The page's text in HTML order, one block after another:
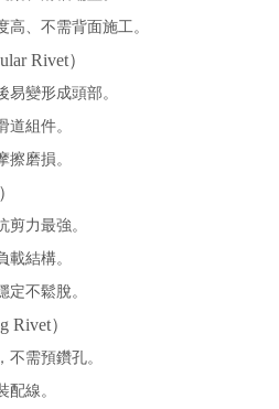
高、不需背面施工。
Rivet）
易變形成頭部。
道組件。
擦磨損。
剪力最強。
載結構。
定不鬆脫。
Rivet）
不需預鑽孔。
配線。